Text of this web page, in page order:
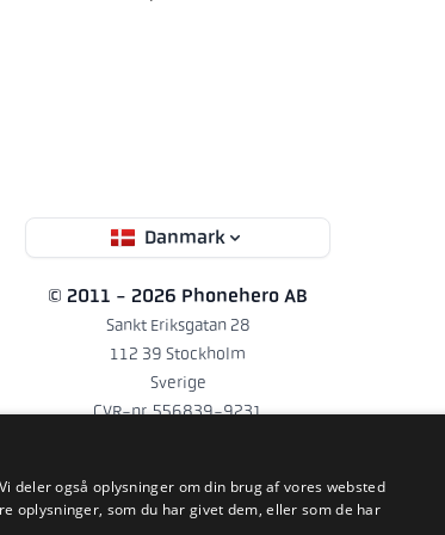
Danmark
© 2011 - 2026 Phonehero AB
Sankt Eriksgatan 28
112 39 Stockholm
Sverige
CVR-nr. 556839-9231
AB er et svensk selskab registreret i Sverige (CVR-nr.
deler også oplysninger om din brug af vores websted
oplysninger, som du har givet dem, eller som de har